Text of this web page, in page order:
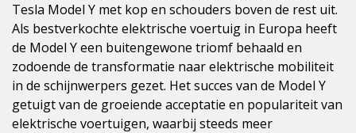
Tesla Model Y met kop en schouders boven de rest uit.
Als bestverkochte elektrische voertuig in Europa heeft
de Model Y een buitengewone triomf behaald en
zodoende de transformatie naar elektrische mobiliteit
in de schijnwerpers gezet. Het succes van de Model Y
getuigt van de groeiende acceptatie en populariteit van
elektrische voertuigen, waarbij steeds meer